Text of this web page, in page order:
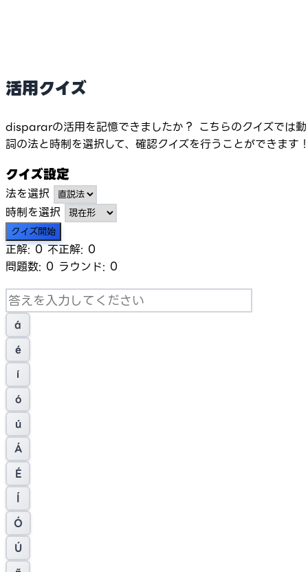
活用クイズ
dispararの活用を記憶できましたか？ こちらのクイズでは動
詞の法と時制を選択して、確認クイズを行うことができます
クイズ設定
法を選択
時制を選択
クイズ開始
正解:0 不正解: 0
問題数: 0 ラウンド: 0
á
é
í
ó
ú
Á
É
Í
Ó
Ú